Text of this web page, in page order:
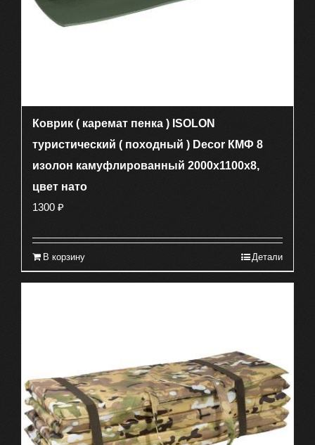
Коврик ( каремат пенка ) ISOLON
туристический ( походный ) Decor КМФ 8
изолон камуфлированный 2000х1100х8,
цвет нато
1300 ₽
В корзину Детали